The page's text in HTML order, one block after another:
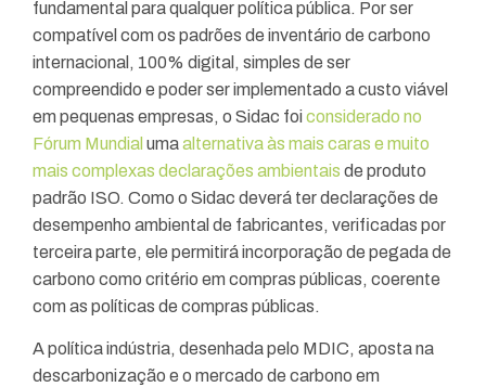
fundamental para qualquer política pública. Por ser
compatível com os padrões de inventário de carbono
internacional, 100% digital, simples de ser
compreendido e poder ser implementado a custo viável
em pequenas empresas, o Sidac foiconsiderado no
Fórum Mundial umaalternativa às mais caras e muito
mais complexas declarações ambientais de produto
padrão ISO. Como o Sidac deverá ter declarações de
desempenho ambiental de fabricantes, verificadas por
terceira parte, ele permitirá incorporação de pegada de
carbono como critério em compras públicas, coerente
com as políticas de compras públicas.
A política indústria, desenhada pelo MDIC, aposta na
descarbonização e o mercado de carbono em